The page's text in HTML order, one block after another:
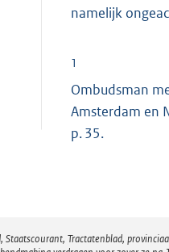
namelijk
1
Ombudsman
Amsterdam en
p. 35.
Tractatenblad,